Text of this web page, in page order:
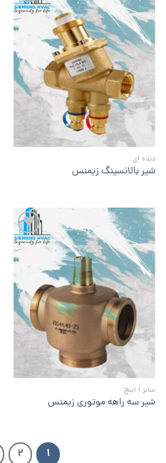
افزودن
علاقه
مندی
دنده ای
شیر بالانسینگ زیمنس
افزودن
علاقه
مندی
ها
سایز 1 اینچ
شیر سه راهه موتوری زیمنس
1
2